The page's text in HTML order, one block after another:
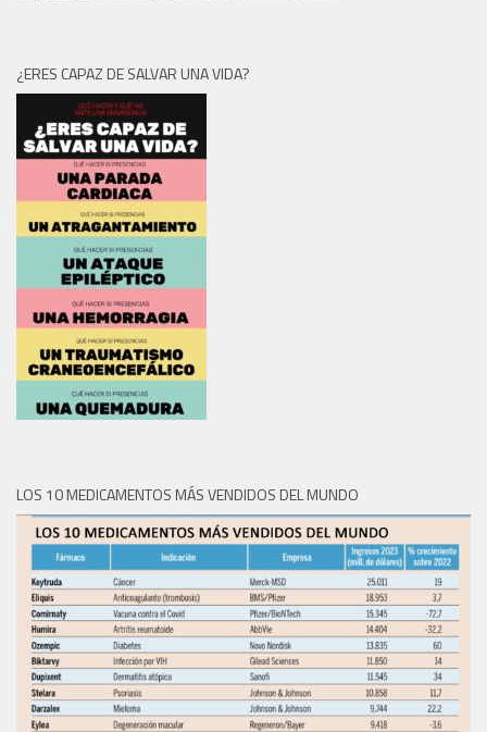
¿ERES CAPAZ DE SALVAR UNA VIDA?
LOS 10 MEDICAMENTOS MÁS VENDIDOS DEL MUNDO